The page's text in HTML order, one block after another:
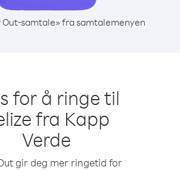
Out-samtale» fra samtalemenyen
for å ringe til
fra Kapp
Verde
gir deg mer ringetid for